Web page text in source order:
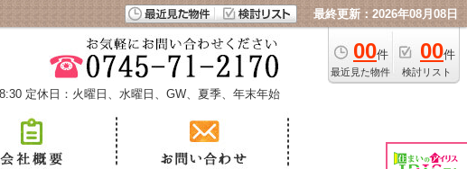
最終更新：2026年08月08日
00件
最近見た物件
00件
検討リスト
定休日：火曜日、水曜日、GW、夏季、年末年始